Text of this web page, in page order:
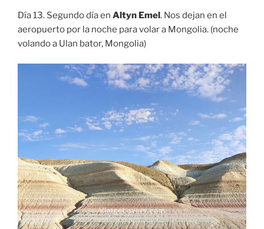
Día 13. Segundo día en Altyn Emel. Nos dejan en el
aeropuerto por la noche para volar a Mongolia. (noche
volando a Ulan bator, Mongolia)